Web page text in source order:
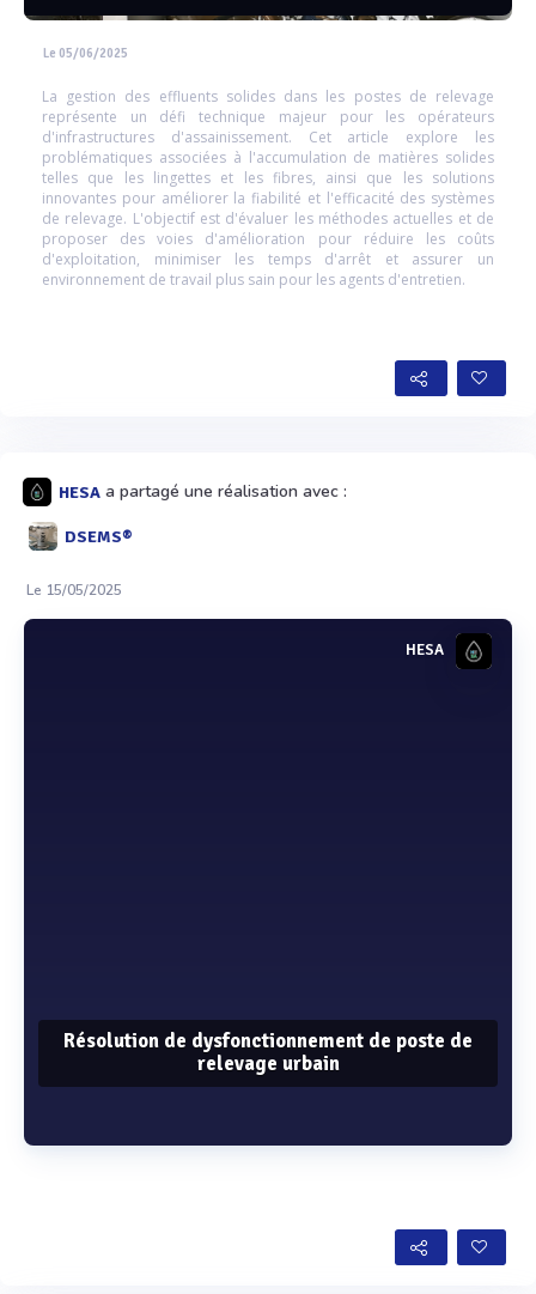
Le 05/06/2025
La gestion des effluents solides dans les postes de relevage
représente un défi technique majeur pour les opérateurs
d'infrastructures d'assainissement. Cet article explore les
problématiques associées à l'accumulation de matières solides
telles que les lingettes et les fibres, ainsi que les solutions
innovantes pour améliorer la fiabilité et l'efficacité des systèmes
de relevage. L'objectif est d'évaluer les méthodes actuelles et de
proposer des voies d'amélioration pour réduire les coûts
d'exploitation, minimiser les temps d'arrêt et assurer un
environnement de travail plus sain pour les agents d'entretien.
HESA a partagé une réalisation avec :
DSEMS®
Le 15/05/2025
HESA
Résolution de dysfonctionnement de poste de
relevage urbain